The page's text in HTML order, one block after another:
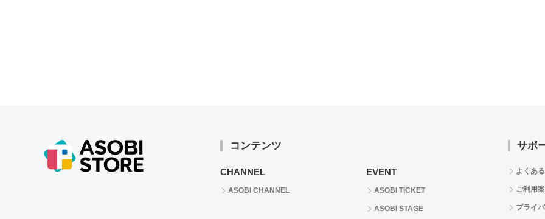
コンテンツ
CHANNEL
ASOBI CHANNEL
EVENT
ASOBI TICKET
ASOBI STAGE
サポ
よくあ
ご利用
プライ